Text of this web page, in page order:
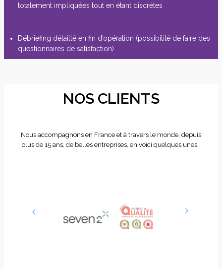
totalement impliquées tout en étant discrètes
Débriefing détaillé en fin d’opération (possibilité de faire des
questionnaires de satisfaction)
NOS CLIENTS
Nous accompagnons en France et à travers le monde, depuis
plus de 15 ans, de belles entreprises, en voici quelques unes…